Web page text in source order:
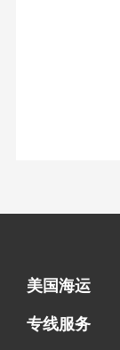
美国海运
海运拼柜
海运整柜
美国海卡
加拿大海运
专线服务